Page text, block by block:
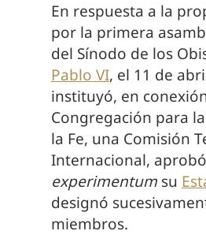
En respuesta a la
por la primera
del Sínodo de los
Pablo VI, el 11 de
instituyó, en
Congregación para
la Fe, una Comisión
Internacional, aprobó
experimentum su
designó
miembros.